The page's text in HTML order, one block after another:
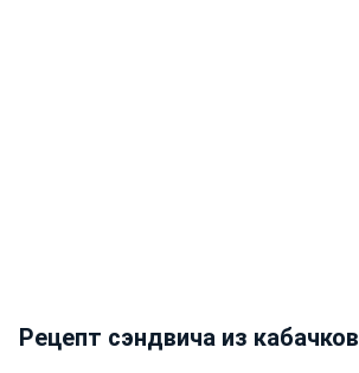
Рецепт сэндвича из кабачков